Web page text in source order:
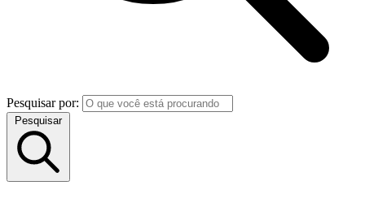
Pesquisar por:
Pesquisar